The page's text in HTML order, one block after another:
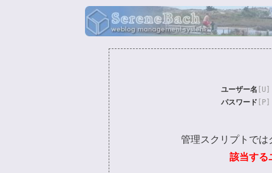
ユーザー名 [U]
パスワード [P]
管理スクリプトでは
該当する